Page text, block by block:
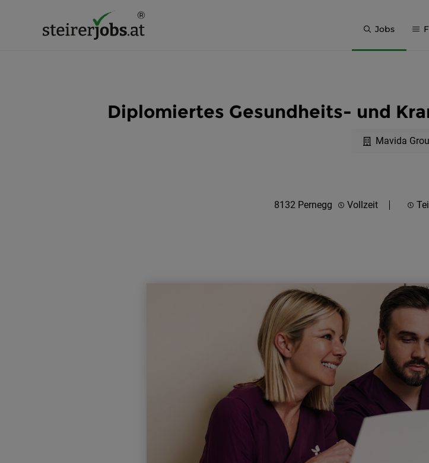
Jobs
Diplomiertes Gesundheits- und
Mavida
8132 Pernegg Vollzeit